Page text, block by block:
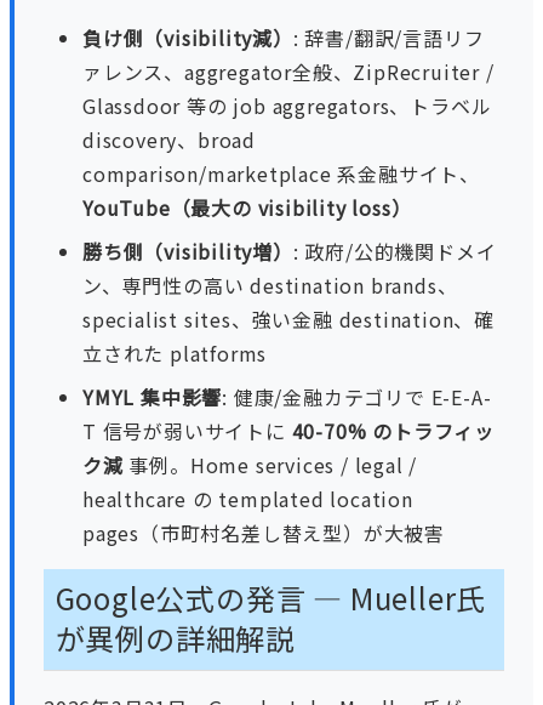
負け側（visibility減） : 辞書/翻訳/言語リフ
ァレンス、aggregator全般、ZipRecruiter /
Glassdoor 等の job aggregators、トラベル
discovery、broad
comparison/marketplace 系金融サイト、
YouTube（最大の visibility loss）
勝ち側（visibility増） : 政府/公的機関ドメイ
ン、専門性の高い destination brands、
specialist sites、強い金融 destination、確
立された platforms
YMYL 集中影響: 健康/金融カテゴリで E-E-A-
T 信号が弱いサイトに 40-70% のトラフィッ
ク減事例。Home services / legal /
healthcare の templated location
pages（市町村名差し替え型）が大被害
Google公式の発言 — Mueller氏
が異例の詳細解説